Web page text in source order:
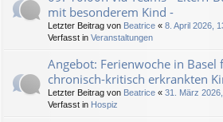
mit besonderem Kind -
Letzter Beitrag von Beatrice « 8. April 2026,
Verfasst in Veranstaltungen
Angebot: Ferienwoche in
chronisch-kritisch erkrankten
Letzter Beitrag von Beatrice « 31. März 2026,
Verfasst in Hospiz